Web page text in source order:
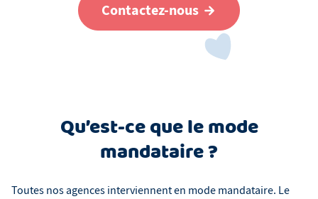
Contactez-nous
Qu’est-ce que le mode
mandataire ?
Toutes nos agences interviennent en mode mandataire. Le